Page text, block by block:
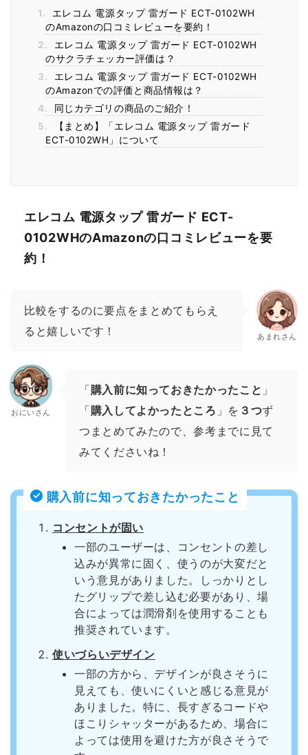
1.
エレコム 電源タップ 雷ガード ECT-0102WH
のAmazonの口コミレビューを要約！
2.
エレコム 電源タップ 雷ガード ECT-0102WH
のサクラチェッカー評価は？
3.
エレコム 電源タップ 雷ガード ECT-0102WH
のAmazonでの評価と商品情報は？
4.
同じカテゴリの商品のご紹介！
5.
【まとめ】「エレコム 電源タップ 雷ガード
ECT-0102WH」について
エレコム 電源タップ 雷ガード ECT-
0102WHのAmazonの口コミレビューを要
約！
比較をするのに要点をまとめてもらえ
ると嬉しいです！
あまれさん
おにいさん
「購入前に知っておきたかったこと 」
「購入してよかったところ 」を ３つず
つまとめてみたので、参考までに見て
みてくださいね！
購入前に知っておきたかったこと
コンセントが固い
一部のユーザーは、コンセントの差し
込みが異常に固く、使うのが大変だと
いう意見がありました。しっかりとし
たグリップで差し込む必要があり、場
合によっては潤滑剤を使用することも
推奨されています。
使いづらいデザイン
一部の方から、デザインが良さそうに
見えても、使いにくいと感じる意見が
ありました。特に、長すぎるコードや
ほこりシャッターがあるため、場合に
よっては使用を避けた方が良さそうで